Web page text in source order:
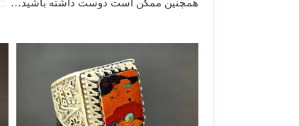
همچنین ممکن است دوست داشته باشید…